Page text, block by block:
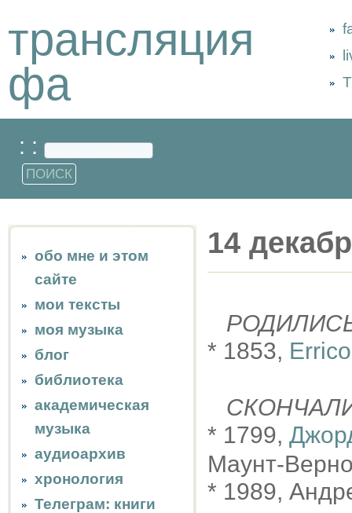
трансляция
фа
: :
обо мне и этом
сайте
мои тексты
моя музыка
блог
библиотека
академическая
музыка
аудиоархив
хронология
Телеграм: книги
14
* 1853,
* 1799,
Маунт-
* 1989,